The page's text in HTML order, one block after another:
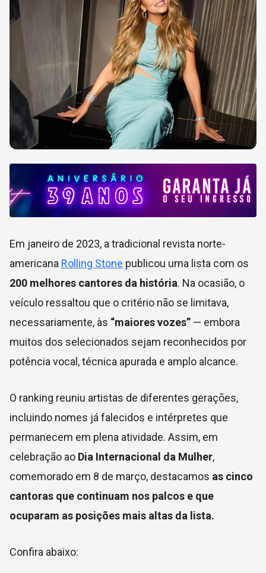
Em janeiro de 2023, a tradicional revista norte-
americana Rolling Stone publicou uma lista com os
200 melhores cantores da história. Na ocasião, o
veículo ressaltou que o critério não se limitava,
necessariamente, às “maiores vozes” — embora
muitos dos selecionados sejam reconhecidos por
potência vocal, técnica apurada e amplo alcance.
O ranking reuniu artistas de diferentes gerações,
incluindo nomes já falecidos e intérpretes que
permanecem em plena atividade. Assim, em
celebração ao Dia Internacional da Mulher,
comemorado em 8 de março, destacamos as cinco
cantoras que continuam nos palcos e que
ocuparam as posições mais altas da lista.
Confira abaixo: